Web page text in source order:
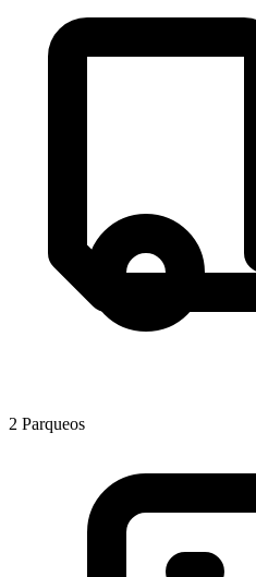
2 Parqueos